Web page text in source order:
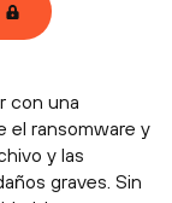
con una
el ransomware y
y las
graves. Sin